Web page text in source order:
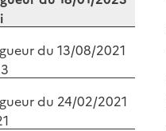
du 13/08/2021
du 24/02/2021